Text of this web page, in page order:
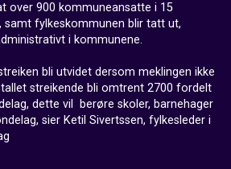
over 900 kommuneansatte i 15
samt fylkeskommunen blir tatt ut,
i kommunene.
bli utvidet dersom meklingen ikke
streikende bli omtrent 2700 fordelt
dette vil  berøre skoler, barnehager
sier Ketil Sivertssen, fylkesleder i